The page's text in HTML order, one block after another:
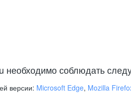
соблюдать
версии: Microsoft Edge, Mozilla